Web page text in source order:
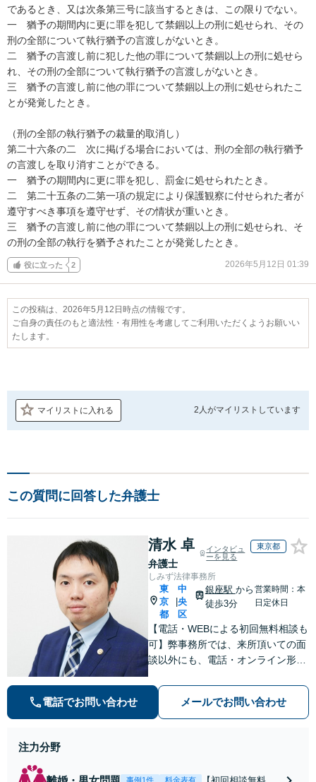
であるとき、又は次条第三号に該当するときは、この限りでない。
一　猶予の期間内に更に罪を犯して禁錮以上の刑に処せられ、その
刑の全部について執行猶予の言渡しがないとき。
二　猶予の言渡し前に犯した他の罪について禁錮以上の刑に処せら
れ、その刑の全部について執行猶予の言渡しがないとき。
三　猶予の言渡し前に他の罪について禁錮以上の刑に処せられたこ
とが発覚したとき。
（刑の全部の執行猶予の裁量的取消し）
第二十六条の二　次に掲げる場合においては、刑の全部の執行猶予
の言渡しを取り消すことができる。
一　猶予の期間内に更に罪を犯し、罰金に処せられたとき。
二　第二十五条の二第一項の規定により保護観察に付せられた者が
遵守すべき事項を遵守せず、その情状が重いとき。
三　猶予の言渡し前に他の罪について禁錮以上の刑に処せられ、そ
の刑の全部の執行を猶予されたことが発覚したとき。
役に立った 2 2026年5月12日 01:39
この投稿は、2026年5月12日時点の情報です。
ご自身の責任のもと適法性・有用性を考慮してご利用いただくようお願いい
たします。
マイリストに入れる 2人がマイリストしています
この質問に回答した弁護士
清水 卓
弁護士
インタビュ
ーを見る
東京都
しみず法律事務所
東
京
都
中
央
区
銀座駅 から
徒歩3分
営業時間：本
日定休日
【電話・WEBによる初回無料相談も
可】弊事務所では、来所頂いての面
談以外にも、電話・オンライン形式
弁護士にご相談頂くことで、今のご
不安が和らぐとともに、問題解決の
ために前に進むことができます。
電話でお問い合わせ メールでお問い合わせ
注力分野
事例1件 料金表有 【初回相談無料】